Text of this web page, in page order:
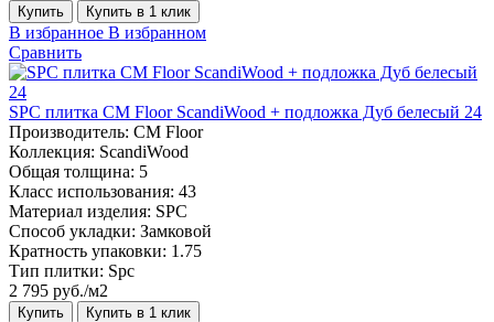
Купить Купить в 1 клик
В избранное В избранном
Сравнить
SPC плитка CM Floor ScandiWood + подложка Дуб белесый 24
Производитель: CM Floor
Коллекция: ScandiWood
Общая толщина: 5
Класс использования: 43
Материал изделия: SPC
Способ укладки: Замковой
Кратность упаковки: 1.75
Тип плитки: Spc
2 795 руб./м2
Купить Купить в 1 клик